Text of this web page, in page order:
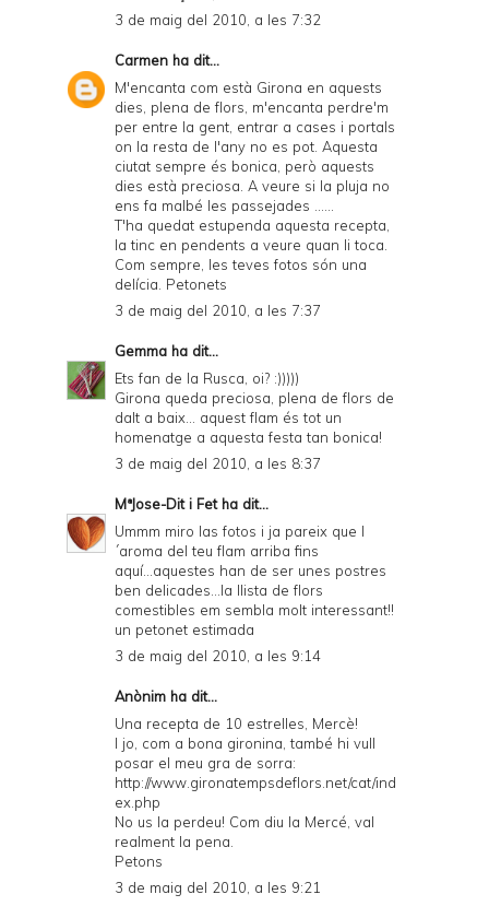
3 de maig del 2010, a les 7:32
Carmen ha dit...
M'encanta com està Girona en aquests
dies, plena de flors, m'encanta perdre'm
per entre la gent, entrar a cases i portals
on la resta de l'any no es pot. Aquesta
ciutat sempre és bonica, però aquests
dies està preciosa. A veure si la pluja no
ens fa malbé les passejades ......
T'ha quedat estupenda aquesta recepta,
la tinc en pendents a veure quan li toca.
Com sempre, les teves fotos són una
delícia. Petonets
3 de maig del 2010, a les 7:37
Gemma ha dit...
Ets fan de la Rusca, oi? :)))))
Girona queda preciosa, plena de flors de
dalt a baix... aquest flam és tot un
homenatge a aquesta festa tan bonica!
3 de maig del 2010, a les 8:37
MªJose-Dit i Fetha dit...
Ummm miro las fotos i ja pareix que l
´aroma del teu flam arriba fins
aquí...aquestes han de ser unes postres
ben delicades...la llista de flors
comestibles em sembla molt interessant!!
un petonet estimada
3 de maig del 2010, a les 9:14
Anònim ha dit...
Una recepta de 10 estrelles, Mercè!
I jo, com a bona gironina, també hi vull
posar el meu gra de sorra:
http://www.gironatempsdeflors.net/cat/ind
ex.php
No us la perdeu! Com diu la Mercé, val
realment la pena.
Petons
3 de maig del 2010, a les 9:21